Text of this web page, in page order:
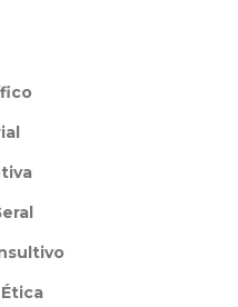
Ética